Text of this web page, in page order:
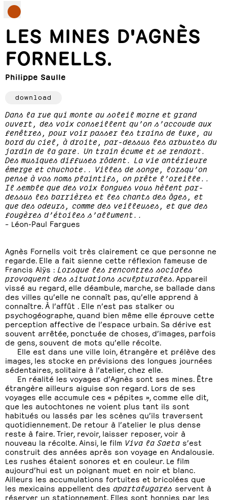
LES MINES D'AGNÈS
FORNELLS.
Philippe Saulle
download
Dans la rue qui monte au soleil morne et grand
ouvert, des voix conseillent qu’on s’accoude aux
fenêtres, pour voir passer les trains de luxe, au
bord du ciel, à droite, par-dessus les arbustes du
jardin de la gare. Un train écume et se rendort.
Des musiques diffuses rôdent. La vie antérieure
émerge et chuchote.. Villes de songe, lorsqu’on
pense à vos noms plaintifs, on prête l’oreille..
Il semble que des voix longues vous hèlent par-
dessus les barrières et les chants des âges, et
que des odeurs, comme des veilleuses, et que des
fougères d’étoiles s’allument..
– Léon-Paul Fargues
Agnès Fornells voit très clairement ce que personne ne
regarde. Elle a fait sienne cette réflexion fameuse de
Francis Alÿs : Lorsque les rencontres sociales
provoquent des situations sculpturales . Appareil
vissé au regard, elle déambule, marche, se ballade dans
des villes qu’elle ne connaît pas, qu’elle apprend à
connaître. À l’affût . Elle n’est pas stalker ou
psychogéographe, quand bien même elle éprouve cette
perception affective de l’espace urbain. Sa dérive est
souvent arrêtée, ponctuée de choses, d’images, parfois
de gens, souvent de mots qu’elle récolte.
Elle est dans une ville loin, étrangère et prélève des
images, les stocke en prévisions des longues journées
sédentaires, solitaire à l’atelier, chez elle.
En réalité les voyages d’Agnès sont ses mines. Être
étrangère ailleurs aiguise son regard. Lors de ses
voyages elle accumule ces « pépites », comme elle dit,
que les autochtones ne voient plus tant ils sont
habitués ou lassés par les scènes qu’ils traversent
quotidiennement. De retour à l’atelier le plus dense
reste à faire. Trier, revoir, laisser reposer, voir à
nouveau la récolte. Ainsi, le film Viva la Saeta s’est
construit des années après son voyage en Andalousie.
Les rushes étaient sonores et en couleur. Le film
aujourd’hui est un poignant muet en noir et blanc.
Ailleurs les accumulations fortuites et bricolées que
les mexicains appellent des apartalugares servent à
réserver un stationnement. Elles sont honnies par les